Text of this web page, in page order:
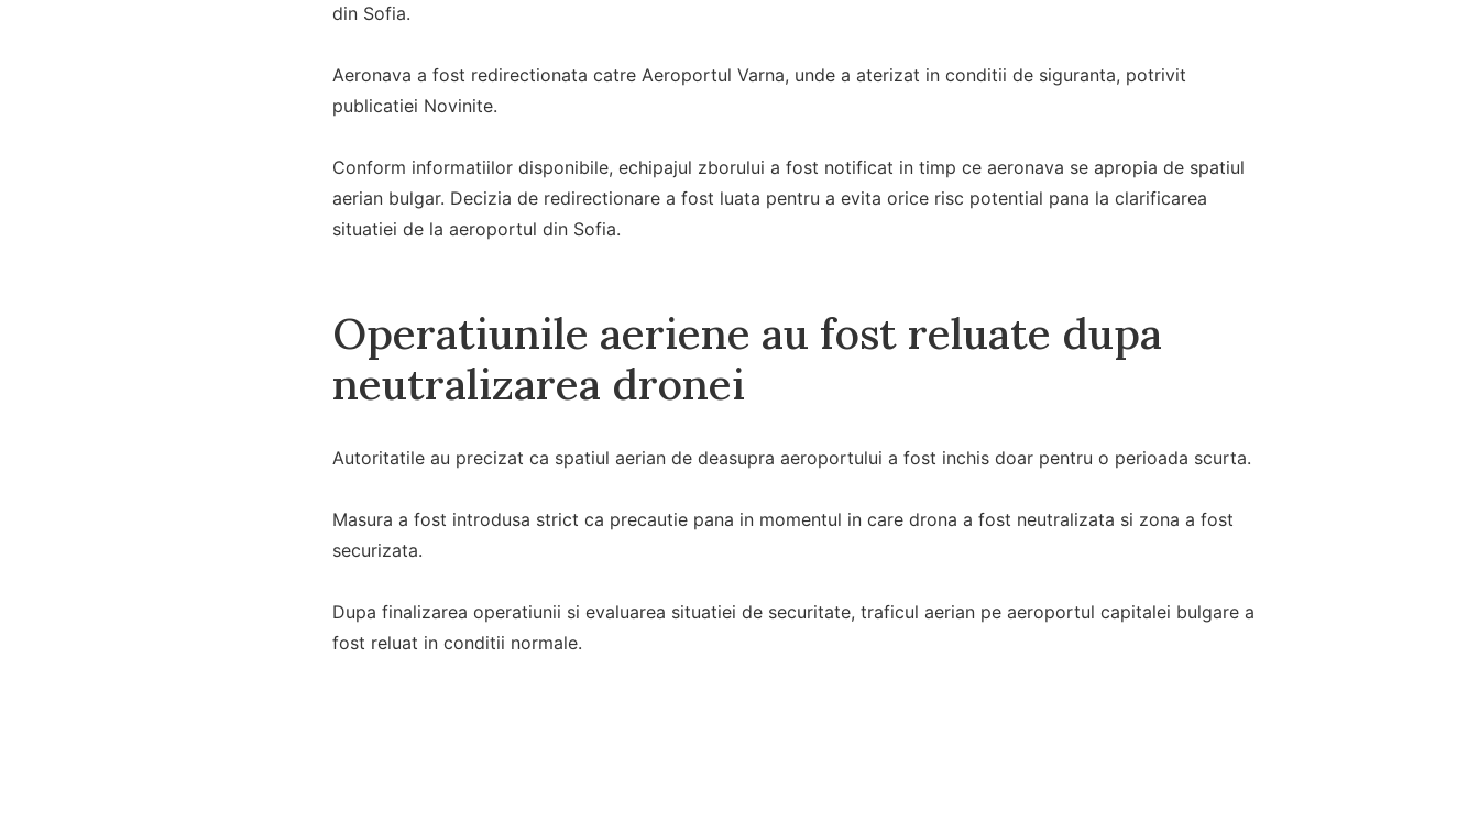
din Sofia.
Aeronava a fost redirectionata catre Aeroportul Varna, unde a aterizat in conditii de siguranta, potrivit
publicatiei Novinite.
Conform informatiilor disponibile, echipajul zborului a fost notificat in timp ce aeronava se apropia de spatiul
aerian bulgar. Decizia de redirectionare a fost luata pentru a evita orice risc potential pana la clarificarea
situatiei de la aeroportul din Sofia.
Operatiunile aeriene au fost reluate dupa
neutralizarea dronei
Autoritatile au precizat ca spatiul aerian de deasupra aeroportului a fost inchis doar pentru o perioada scurta.
Masura a fost introdusa strict ca precautie pana in momentul in care drona a fost neutralizata si zona a fost
securizata.
Dupa finalizarea operatiunii si evaluarea situatiei de securitate, traficul aerian pe aeroportul capitalei bulgare a
fost reluat in conditii normale.